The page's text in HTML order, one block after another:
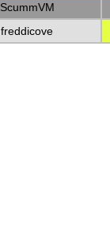
ScummVM
freddicove